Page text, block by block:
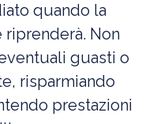
quando la
riprenderà. Non
guasti o
risparmiando
prestazioni